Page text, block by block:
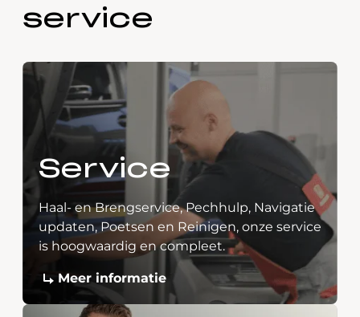
service
Service
Haal- en Brengservice, Pechhulp, Navigatie
updaten, Poetsen en Reinigen, onze service
is hoogwaardig en compleet.
Meer informatie